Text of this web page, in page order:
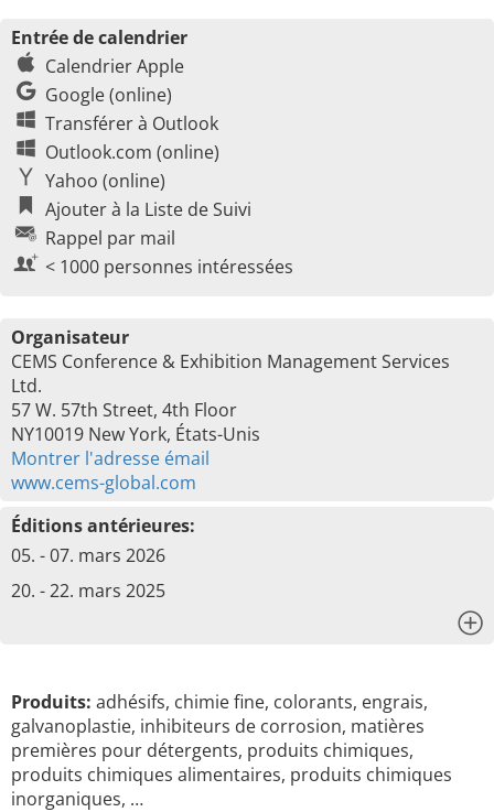
Entrée de calendrier
Calendrier Apple
Google (online)
Transférer à Outlook
Outlook.com (online)
Yahoo (online)
Ajouter à la Liste de Suivi
Rappel par mail
< 1000 personnes intéressées
Organisateur
CEMS Conference & Exhibition Management Services
Ltd.
57 W. 57th Street, 4th Floor
NY10019 New York, États-Unis
Montrer l'adresse émail
www.cems-global.com
Éditions antérieures:
05. - 07. mars 2026
20. - 22. mars 2025
Produits: adhésifs, chimie fine, colorants, engrais,
galvanoplastie, inhibiteurs de corrosion, matières
premières pour détergents, produits chimiques,
produits chimiques alimentaires, produits chimiques
inorganiques, …